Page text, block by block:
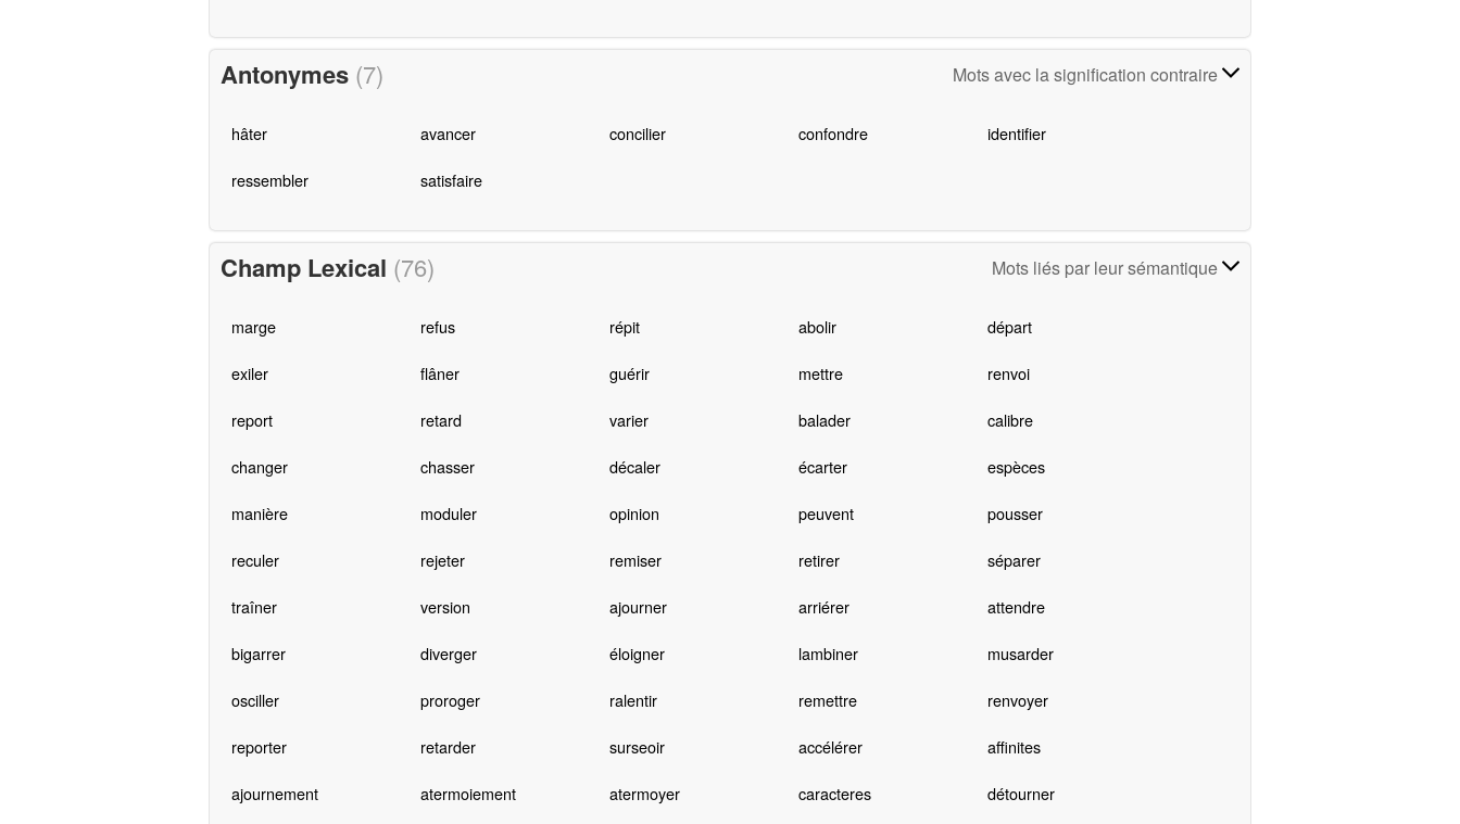
Antonymes (7) Mots avec la signification contraire
hâter avancer concilier confondre identifier
ressembler satisfaire
Champ Lexical (76) Mots liés par leur sémantique
marge refus répit abolir départ
exiler flâner guérir mettre renvoi
report retard varier balader calibre
changer chasser décaler écarter espèces
manière moduler opinion peuvent pousser
reculer rejeter remiser retirer séparer
traîner version ajourner arriérer attendre
bigarrer diverger éloigner lambiner musarder
osciller proroger ralentir remettre renvoyer
reporter retarder surseoir accélérer affinites
ajournement atermoiement atermoyer caracteres détourner